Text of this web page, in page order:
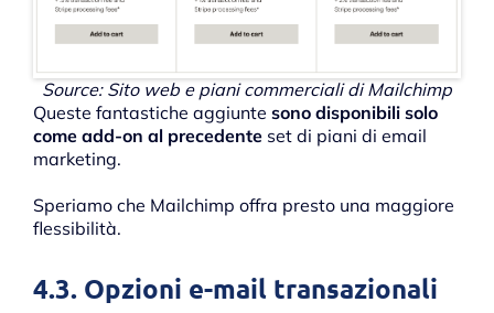
Source: Sito web e piani commerciali di Mailchimp
Queste fantastiche aggiunte sono disponibili solo
come add-on al precedente set di piani di email
marketing.
Speriamo che Mailchimp offra presto una maggiore
flessibilità.
4.3. Opzioni e-mail transazionali